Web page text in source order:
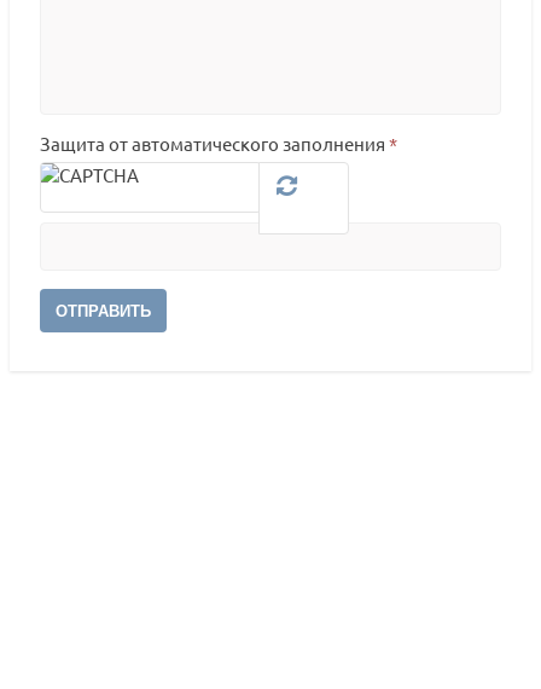
Защита от автоматического заполнения *
ОТПРАВИТЬ